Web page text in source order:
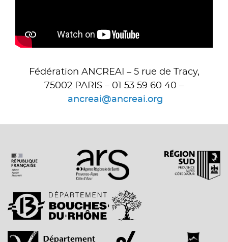
Fédération ANCREAI – 5 rue de Tracy,
75002 PARIS – 01 53 59 60 40 –
ancreai@ancreai.org